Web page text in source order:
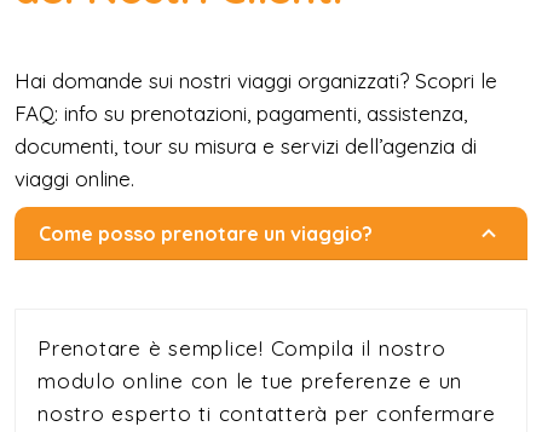
Hai domande sui nostri viaggi organizzati? Scopri le
FAQ: info su prenotazioni, pagamenti, assistenza,
documenti, tour su misura e servizi dell’agenzia di
viaggi online.
Come posso prenotare un viaggio?
Prenotare è semplice! Compila il nostro
modulo online con le tue preferenze e un
nostro esperto ti contatterà per confermare